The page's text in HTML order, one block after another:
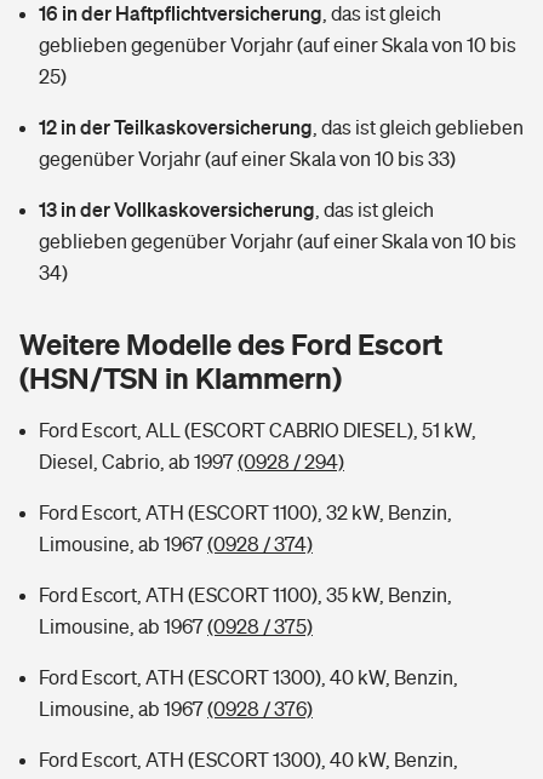
Wer versichert was: Jetzt Versicherer finden
Sie haben Fragen?
Mietkautionsversicherung
Restkreditversicherung
Tools
Hochwasser-Check: Wie gefährdet ist Ihr Haus?
Sie haben Fragen?
Kinderinvalidität
Hundehalter-Haftpflicht
Handyversicherung
Private Cyberversicherung
Zur Übersicht
Kinderunfall-Check: Mehr Sicherheit für deine Kids
Typklassen: So ist Ihr Auto eingestuft
Sie haben Fragen?
Tierkrankenversicherung
Zur Übersicht
Tools
Wer versichert was: Jetzt Versicherer finden
Rentenrechner: Wie viel Geld bekomme ich im Alter?
16 in der Haftpflichtversicherung das ist gleich
geblieben gegenüber Vorjahr (auf einer Skala von 10 bis
25)
12 in der Teilkaskoversicherung das ist gleich geblieben
gegenüber Vorjahr (auf einer Skala von 10 bis 33)
13 in der Vollkaskoversicherung das ist gleich
geblieben gegenüber Vorjahr (auf einer Skala von 10 bis
34)
Weitere Modelle des Ford Escort
(HSN/TSN in Klammern)
Ford Escort, ALL (ESCORT CABRIO DIESEL), 51 kW,
Diesel, Cabrio, ab 1997(0928 / 294)
Ford Escort, ATH (ESCORT 1100), 32 kW, Benzin,
Limousine, ab 1967(0928 / 374)
Ford Escort, ATH (ESCORT 1100), 35 kW, Benzin,
Limousine, ab 1967(0928 / 375)
Ford Escort, ATH (ESCORT 1300), 40 kW, Benzin,
Limousine, ab 1967(0928 / 376)
Ford Escort, ATH (ESCORT 1300), 40 kW, Benzin,